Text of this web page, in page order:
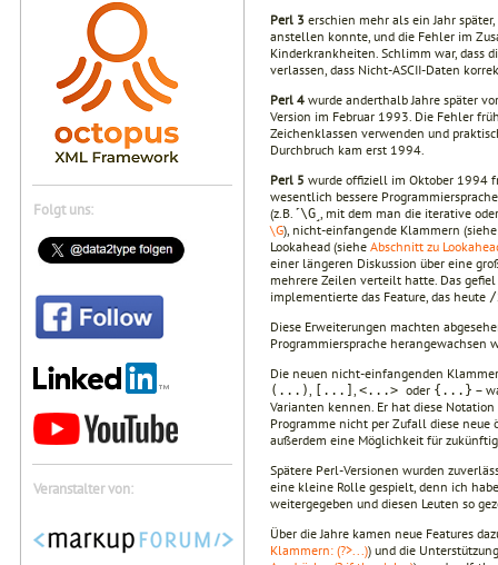
Folgt uns:
Veranstalter von:
Perl 3 erschien mehr als ein Jahr
anstellen konnte, und die Fehler im
Kinderkrankheiten. Schlimm war, dass
verlassen, dass Nicht-ASCII-Daten
Perl 4 wurde anderthalb Jahre später
Version im Februar 1993. Die Fehler
Zeichenklassen verwenden und
Durchbruch kam erst 1994.
Perl 5 wurde offiziell im Oktober 1994
wesentlich bessere
(z.B. ˹\G ˼, mit dem man die iterative
\G), nicht-einfangende Klammern
Lookahead (siehe Abschnitt zu
einer längeren Diskussion über eine
mehrere Zeilen verteilt hatte. Das
implementierte das Feature, das heute /
Diese Erweiterungen machten
Programmiersprache
Die neuen nicht-einfangenden
(...), [...] , <...> oder {...} –
Varianten kennen. Er hat diese
Programme nicht per Zufall diese neue
außerdem eine Möglichkeit für
Spätere Perl-Versionen wurden
eine kleine Rolle gespielt, denn ich
weitergegeben und diesen Leuten so
Über die Jahre kamen neue Features
Klammern: (?>...)) und die